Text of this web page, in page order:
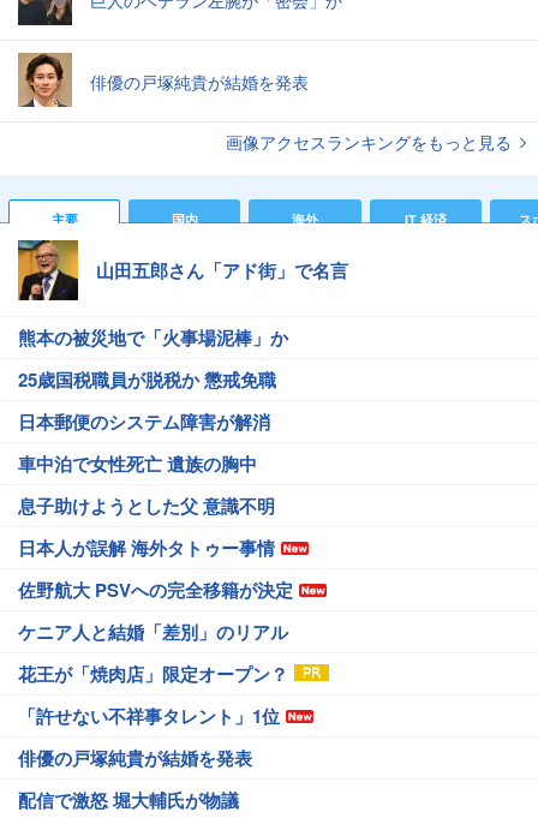
俳優の戸塚純貴が結婚を発表
画像アクセスランキングをもっと見る
主要 国内 海外 IT 経済 ス
山田五郎さん「アド街」で名言
熊本の被災地で「火事場泥棒」か
25歳国税職員が脱税か 懲戒免職
日本郵便のシステム障害が解消
車中泊で女性死亡 遺族の胸中
息子助けようとした父 意識不明
日本人が誤解 海外タトゥー事情
佐野航大 PSVへの完全移籍が決定
ケニア人と結婚「差別」のリアル
花王が「焼肉店」限定オープン？
「許せない不祥事タレント」1位
俳優の戸塚純貴が結婚を発表
配信で激怒 堀大輔氏が物議